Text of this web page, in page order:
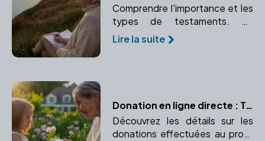
Comprendre l'importance et les
types de testaments. Un
testament bien rédigé garantit
le respect de vos volontés
Lire la suite
Donation en ligne directe : Tout ce que vous devez savoir
Découvrez les détails sur les
donations effectuées au profit